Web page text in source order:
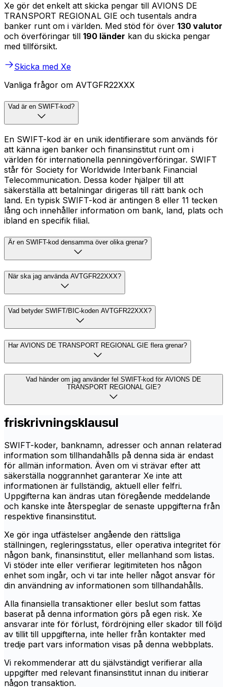
Xe gör det enkelt att skicka pengar till AVIONS DE
TRANSPORT REGIONAL GIE och tusentals andra
banker runt om i världen. Med stöd för över 130 valutor
och överföringar till 190 länder kan du skicka pengar
med tillförsikt.
Skicka med Xe
Vanliga frågor om AVTGFR22XXX
Vad är en SWIFT-kod?
En SWIFT-kod är en unik identifierare som används för
att känna igen banker och finansinstitut runt om i
världen för internationella penningöverföringar. SWIFT
står för Society for Worldwide Interbank Financial
Telecommunication. Dessa koder hjälper till att
säkerställa att betalningar dirigeras till rätt bank och
land. En typisk SWIFT-kod är antingen 8 eller 11 tecken
lång och innehåller information om bank, land, plats och
ibland en specifik filial.
Är en SWIFT-kod densamma över olika grenar?
När ska jag använda AVTGFR22XXX?
Vad betyder SWIFT/BIC-koden AVTGFR22XXX?
Har AVIONS DE TRANSPORT REGIONAL GIE flera grenar?
Vad händer om jag använder fel SWIFT-kod för AVIONS DE
TRANSPORT REGIONAL GIE?
friskrivningsklausul
SWIFT-koder, banknamn, adresser och annan relaterad
information som tillhandahålls på denna sida är endast
för allmän information. Även om vi strävar efter att
säkerställa noggrannhet garanterar Xe inte att
informationen är fullständig, aktuell eller felfri.
Uppgifterna kan ändras utan föregående meddelande
och kanske inte återspeglar de senaste uppgifterna från
respektive finansinstitut.
Xe gör inga utfästelser angående den rättsliga
ställningen, regleringsstatus, eller operativa integritet för
någon bank, finansinstitut, eller mellanhand som listas.
Vi stöder inte eller verifierar legitimiteten hos någon
enhet som ingår, och vi tar inte heller något ansvar för
din användning av informationen som tillhandahålls.
Alla finansiella transaktioner eller beslut som fattas
baserat på denna information görs på egen risk. Xe
ansvarar inte för förlust, fördröjning eller skador till följd
av tillit till uppgifterna, inte heller från kontakter med
tredje part vars information visas på denna webbplats.
Vi rekommenderar att du självständigt verifierar alla
uppgifter med relevant finansinstitut innan du initierar
någon transaktion.